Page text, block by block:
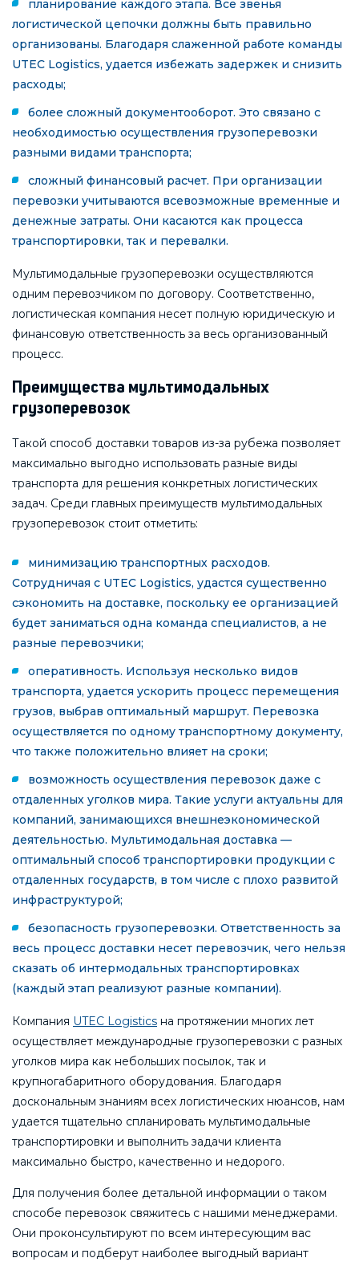
планирование каждого этапа. Все звенья
логистической цепочки должны быть правильно
организованы. Благодаря слаженной работе команды
UTEC Logistics, удается избежать задержек и снизить
расходы;
более сложный документооборот. Это связано с
необходимостью осуществления грузоперевозки
разными видами транспорта;
сложный финансовый расчет. При организации
перевозки учитываются всевозможные временные и
денежные затраты. Они касаются как процесса
транспортировки, так и перевалки.
Мультимодальные грузоперевозки осуществляются
одним перевозчиком по договору. Соответственно,
логистическая компания несет полную юридическую и
финансовую ответственность за весь организованный
процесс.
Преимущества мультимодальных
грузоперевозок
Такой способ доставки товаров из-за рубежа позволяет
максимально выгодно использовать разные виды
транспорта для решения конкретных логистических
задач. Среди главных преимуществ мультимодальных
грузоперевозок стоит отметить:
минимизацию транспортных расходов.
Сотрудничая с UTEC Logistics, удастся существенно
сэкономить на доставке, поскольку ее организацией
будет заниматься одна команда специалистов, а не
разные перевозчики;
оперативность. Используя несколько видов
транспорта, удается ускорить процесс перемещения
грузов, выбрав оптимальный маршрут. Перевозка
осуществляется по одному транспортному документу,
что также положительно влияет на сроки;
возможность осуществления перевозок даже с
отдаленных уголков мира. Такие услуги актуальны для
компаний, занимающихся внешнеэкономической
деятельностью. Мультимодальная доставка —
оптимальный способ транспортировки продукции с
отдаленных государств, в том числе с плохо развитой
инфраструктурой;
безопасность грузоперевозки. Ответственность за
весь процесс доставки несет перевозчик, чего нельзя
сказать об интермодальных транспортировках
(каждый этап реализуют разные компании).
Компания UTEC Logistics на протяжении многих лет
осуществляет международные грузоперевозки с разных
уголков мира как небольших посылок, так и
крупногабаритного оборудования. Благодаря
доскональным знаниям всех логистических нюансов, нам
удается тщательно спланировать мультимодальные
транспортировки и выполнить задачи клиента
максимально быстро, качественно и недорого.
Для получения более детальной информации о таком
способе перевозок свяжитесь с нашими менеджерами.
Они проконсультируют по всем интересующим вас
вопросам и подберут наиболее выгодный вариант